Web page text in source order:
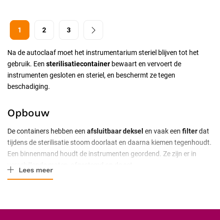
1 2 3
Na de autoclaaf moet het instrumentarium steriel blijven tot het
gebruik. Een sterilisatiecontainer bewaart en vervoert de
instrumenten gesloten en steriel, en beschermt ze tegen
beschadiging.
Opbouw
De containers hebben een afsluitbaar deksel en vaak een filterdat
tijdens de sterilisatie stoom doorlaat en daarna kiemen tegenhoudt.
Een binnenmand houdt de instrumenten geordend. Ze zijn er in
verschillende maten, afgestemd op de set.
Stem de maat af op uw instrumentarium en let op een goed
Lees meer